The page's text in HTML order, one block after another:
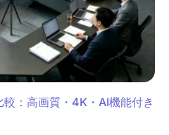
：高画質・4K・AI機能付き